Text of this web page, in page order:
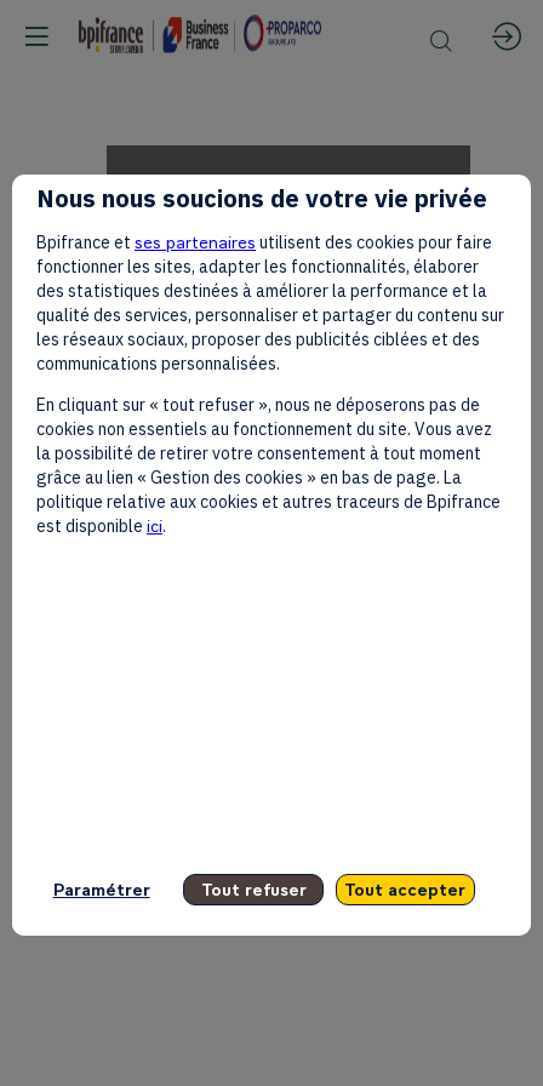
DR
Stavros
Nicolaou,
Aspen
Main
Stage
Nous nous soucions de votre vie privée
Bpifrance et ses partenaires utilisent des cookies pour faire
fonctionner les sites, adapter les fonctionnalités, élaborer
des statistiques destinées à améliorer la performance et la
qualité des services, personnaliser et partager du contenu sur
les réseaux sociaux, proposer des publicités ciblées et des
communications personnalisées.
En cliquant sur « tout refuser », nous ne déposerons pas de
cookies non essentiels au fonctionnement du site. Vous avez
la possibilité de retirer votre consentement à tout moment
grâce au lien « Gestion des cookies » en bas de page. La
politique relative aux cookies et autres traceurs de Bpifrance
est disponible ici.
Paramétrer Tout refuser Tout accepter